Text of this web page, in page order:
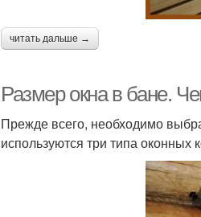
читать дальше →
Размер окна в бане.
Прежде всего, необходимо
используются три типа оконных